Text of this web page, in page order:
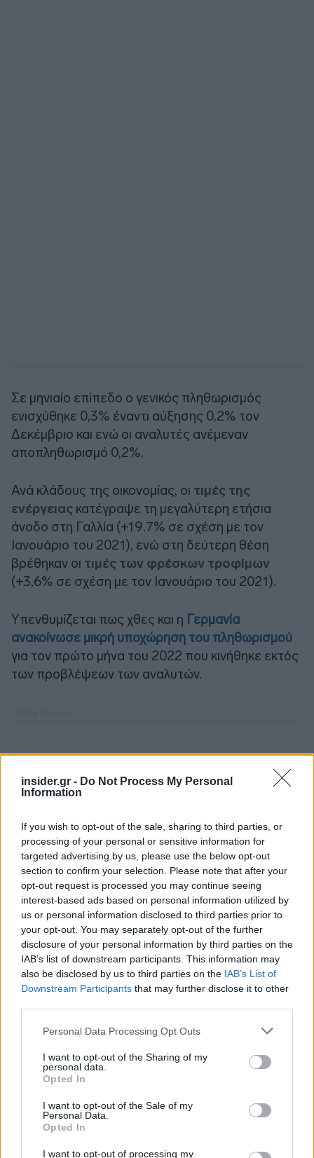
insider.gr - Do Not Process My Personal
Information
If you wish to opt-out of the sale, sharing to third parties, or
processing of your personal or sensitive information for
targeted advertising by us, please use the below opt-out
section to confirm your selection. Please note that after your
opt-out request is processed you may continue seeing
interest-based ads based on personal information utilized by
us or personal information disclosed to third parties prior to
your opt-out. You may separately opt-out of the further
disclosure of your personal information by third parties on the
IAB’s list of downstream participants. This information may
also be disclosed by us to third parties on the IAB’s List of
Downstream Participants that may further disclose it to other
Please note that this website/app uses one or more Google
not limited to your visit or usage behaviour. You may click to
grant or deny consent to Google and its third-party tags to
use your data for below specified purposes in below Google
consent section.
Personal Data Processing Opt Outs
I want to opt-out of the Sharing of my
personal data.
Opted In
I want to opt-out of the Sale of my
Personal Data.
Opted In
I want to opt-out of processing my
Σε μηνιαίο επίπεδο ο γενικός πληθωρισμός
ενισχύθηκε 0,3% έναντι αύξησης 0,2% τον
Δεκέμβριο και ενώ οι αναλυτές ανέμεναν
αποπληθωρισμό 0,2%.
Ανά κλάδους της οικονομίας, οι τιμές της
ενέργειας κατέγραψε τη μεγαλύτερη ετήσια
άνοδο στη Γαλλία (+19.7% σε σχέση με τον
Ιανουάριο του 2021), ενώ στη δεύτερη θέση
βρέθηκαν οι τιμές των φρέσκων τροφίμων
(+3,6% σε σχέση με τον Ιανουάριο του 2021).
Υπενθυμίζεται πως χθες και η Γερμανία
ανακοίνωσε μικρή υποχώρηση του πληθωρισμού
για τον πρώτο μήνα του 2022 που κινήθηκε εκτός
των προβλέψεων των αναλυτών.